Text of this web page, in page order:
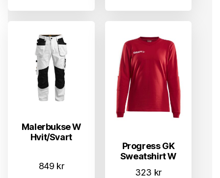
Malerbukse W
Hvit/Svart
849 kr
Progress GK
Sweatshirt W
323 kr